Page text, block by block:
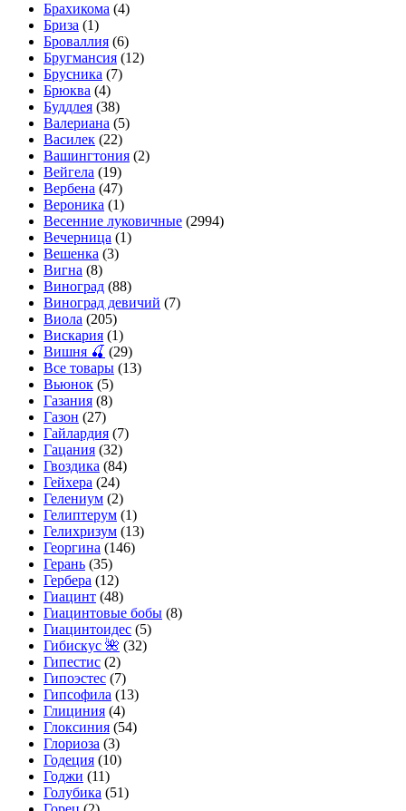
Брахикома (4)
Бриза (1)
Броваллия (6)
Бругмансия (12)
Брусника (7)
Брюква (4)
Буддлея (38)
Валериана (5)
Василек (22)
Вашингтония (2)
Вейгела (19)
Вербена (47)
Вероника (1)
Весенние луковичные (2994)
Вечерница (1)
Вешенка (3)
Вигна (8)
Виноград (88)
Виноград девичий (7)
Виола (205)
Вискария (1)
Вишня 🍒 (29)
Все товары (13)
Вьюнок (5)
Газания (8)
Газон (27)
Гайлардия (7)
Гацания (32)
Гвоздика (84)
Гейхера (24)
Гелениум (2)
Гелиптерум (1)
Гелихризум (13)
Георгина (146)
Герань (35)
Гербера (12)
Гиацинт (48)
Гиацинтовые бобы (8)
Гиацинтоидес (5)
Гибискус 🌺 (32)
Гипестис (2)
Гипоэстес (7)
Гипсофила (13)
Глициния (4)
Глоксиния (54)
Глориоза (3)
Годеция (10)
Годжи (11)
Голубика (51)